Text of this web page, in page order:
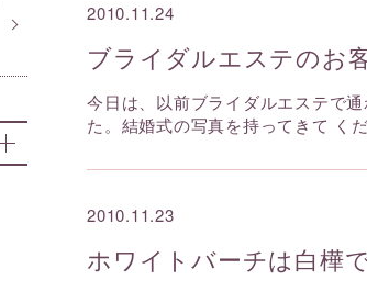
2010.11.24
ブライダルエステのお
今日は、以前ブライダルエステで
た。結婚式の写真を持ってきて く
2010.11.23
ホワイトバーチは白樺